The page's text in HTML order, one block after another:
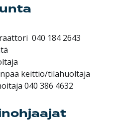
040 184 2643
keittiö/tilahuoltaja
040 386 4632